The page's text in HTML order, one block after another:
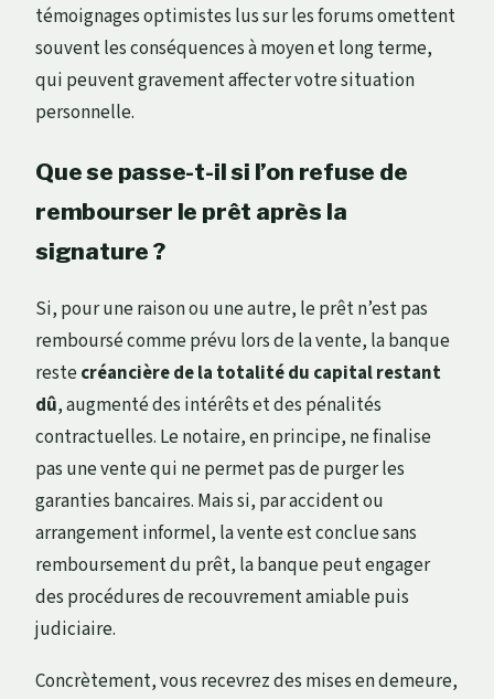
témoignages optimistes lus sur les forums omettent
souvent les conséquences à moyen et long terme,
qui peuvent gravement affecter votre situation
personnelle.
Que se passe-t-il si l’on refuse de
rembourser le prêt après la
signature ?
Si, pour une raison ou une autre, le prêt n’est pas
remboursé comme prévu lors de la vente, la banque
restecréancière de la totalité du capital restant
dû, augmenté des intérêts et des pénalités
contractuelles. Le notaire, en principe, ne finalise
pas une vente qui ne permet pas de purger les
garanties bancaires. Mais si, par accident ou
arrangement informel, la vente est conclue sans
remboursement du prêt, la banque peut engager
des procédures de recouvrement amiable puis
judiciaire.
Concrètement, vous recevrez des mises en demeure,